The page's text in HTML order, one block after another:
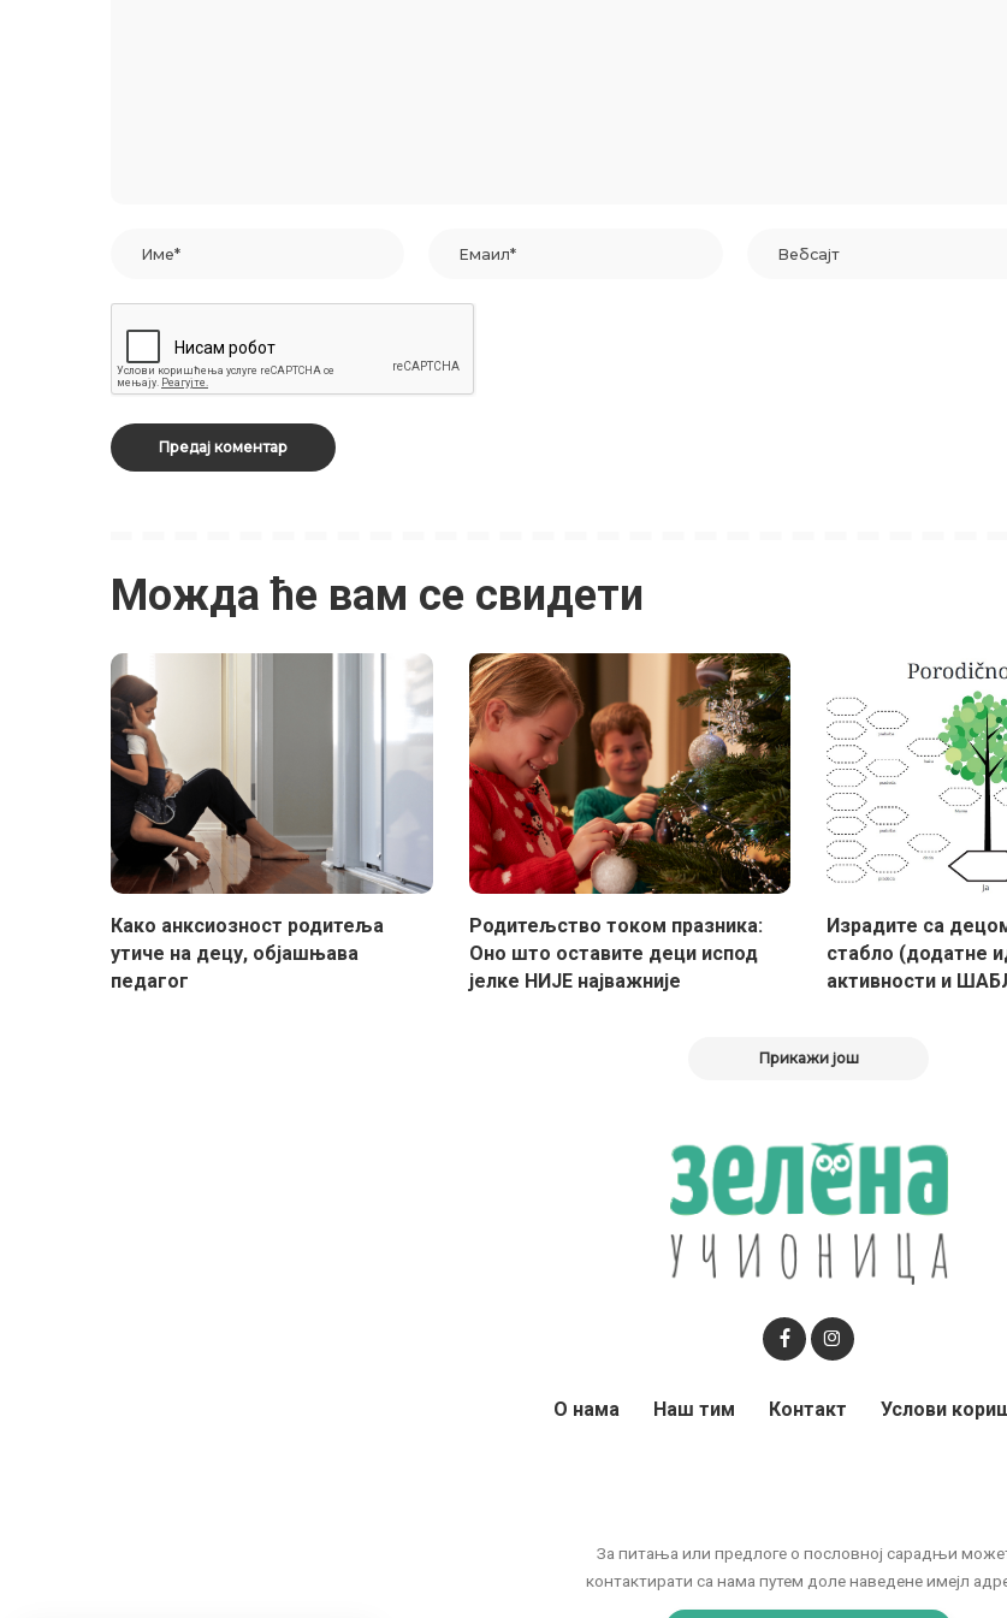
Можда ће вам се свидети
Како анксиозност родитеља
утиче на децу, објашњава
педагог
Родитељство током празника:
Оно што оставите деци испод
јелке НИЈЕ најважније
Израдите са
стабло (додатне
активности и
Прикажи још
За питања или предлоге о пословној сарадњи
контактирати са нама путем доле наведене имејл
О нама Наш тим Контакт Услови